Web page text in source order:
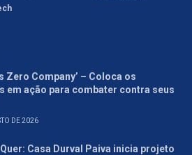
Zero Company’ – Coloca os
em ação para combater contra seus
DE 2026
Casa Durval Paiva inicia projeto